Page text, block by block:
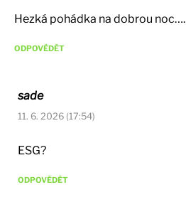
Hezká pohádka na dobrou noc….
ODPOVĚDĚT
sade
11. 6. 2026 (17:54)
ESG?
ODPOVĚDĚT